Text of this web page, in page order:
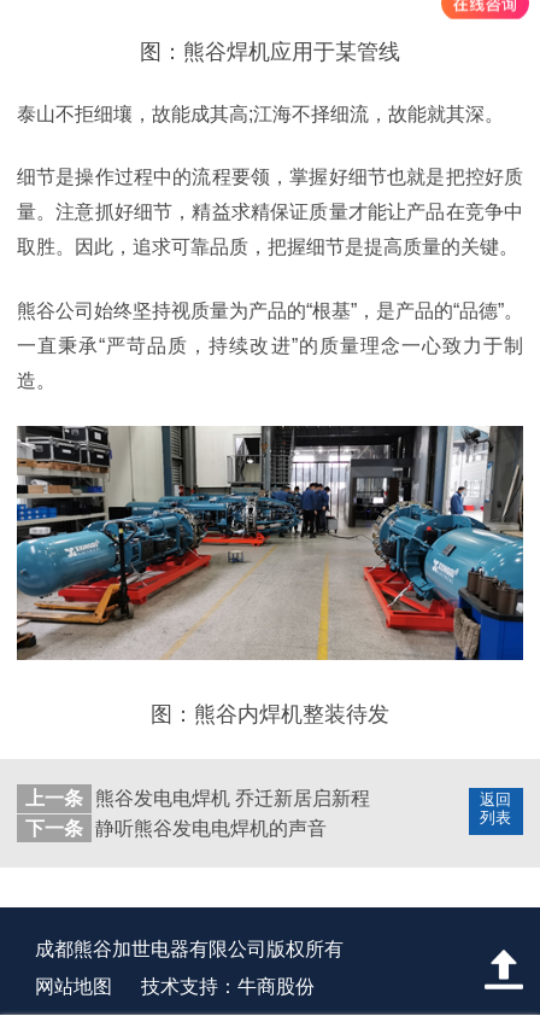
图：熊谷焊机应用于某管线
泰山不拒细壤，故能成其高;江海不择细流，故能就其深。
细节是操作过程中的流程要领，掌握好细节也就是把控好质
量。注意抓好细节，精益求精保证质量才能让产品在竞争中
取胜。因此，追求可靠品质，把握细节是提高质量的关键。
熊谷公司始终坚持视质量为产品的“根基”，是产品的“品德”。
一直秉承“严苛品质，持续改进”的质量理念一心致力于制
造。
图：熊谷内焊机整装待发
返回
列表
上一条
熊谷发电电焊机 乔迁新居启新程
下一条 静听熊谷发电电焊机的声音
成都熊谷加世电器有限公司版权所有
网站地图
技术支持：牛商股份